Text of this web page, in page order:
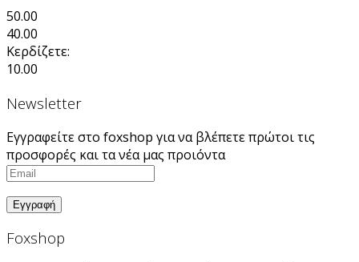
50.00
40.00
Κερδίζετε:
10.00
Newsletter
Εγγραφείτε στο foxshop για να βλέπετε πρώτοι τις
προσφορές και τα νέα μας προιόντα
Foxshop